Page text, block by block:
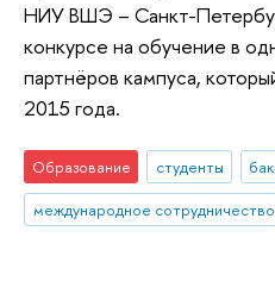
НИУ ВШЭ – Санкт-
конкурсе на обучение в
партнёров кампуса,
2015 года.
Образование студенты
международное сотрудничество